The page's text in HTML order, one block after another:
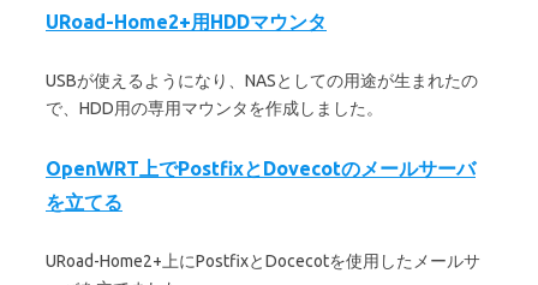
URoad-Home2+用HDDマウンタ
USBが使えるようになり、NASとしての用途が生まれたの
で、HDD用の専用マウンタを作成しました。
OpenWRT上でPostfixとDovecotのメールサーバ
を立てる
URoad-Home2+上にPostfixとDocecotを使用したメールサ